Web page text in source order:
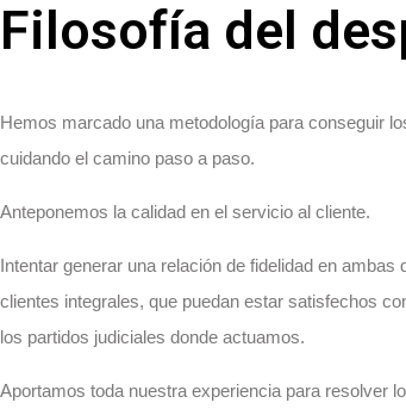
Filosofía del
Hemos marcado una metodología para conseguir
cuidando el camino paso a paso.
Anteponemos la calidad en el servicio al cliente.
Intentar generar una relación de fidelidad en
clientes integrales, que puedan estar satisfechos
los partidos judiciales donde actuamos.
Aportamos toda nuestra experiencia para resolver